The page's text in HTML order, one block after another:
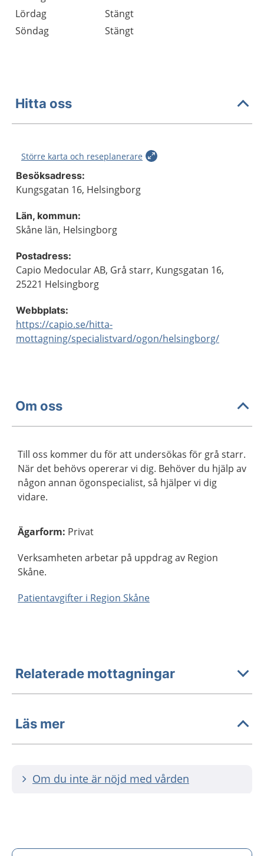
Lördag
Stängt
Söndag
Stängt
Hitta oss
Större karta och reseplanerare
Besöksadress:
Kungsgatan 16, Helsingborg
Län, kommun:
Skåne län, Helsingborg
Postadress:
Capio Medocular AB, Grå starr, Kungsgatan 16,
25221 Helsingborg
Webbplats:
https://capio.se/hitta-
mottagning/specialistvard/ogon/helsingborg/
Om oss
Till oss kommer du för att undersökas för grå starr.
När det behövs opererar vi dig. Behöver du hjälp av
någon annan ögonspecialist, så hjälper vi dig
vidare.
Ägarform: Privat
Verksamheten arbetar på uppdrag av Region
Skåne.
Patientavgifter i Region Skåne
Relaterade mottagningar
Läs mer
Om du inte är nöjd med vården